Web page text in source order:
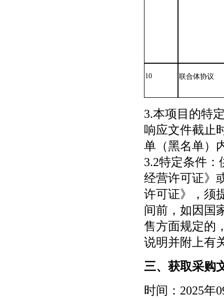
10 联合体协议
3.本项目的特
响应文件截止
单（黑名单）
3.2特定条件 ：
经营许可证》
许可证》，须
间前，如因国
售方面规定的
说明并附上有
三、获取采购
时间： 2025年0